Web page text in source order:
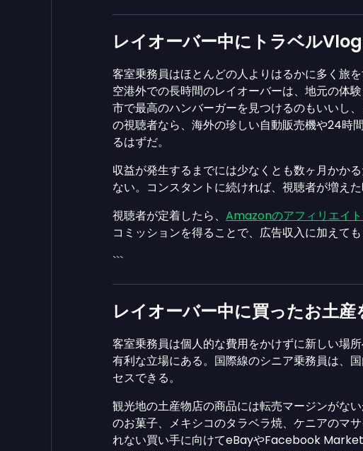
レイオーバー中にトラベル
客室乗務員はほとんどの人よりはるかに多く旅
空港外での長時間のレイオーバーは、地元の体
市で最高のハンバーガーを見つけるのもいいし
の視聴者なら、海外の珍しい自動販売機や24時
るはずだ。
収益が発生するまでには少なくとも数ヶ月かか
ない。コンスタントに続ければ、視聴者が増え
視聴者が定着したら、 Amazonのアフィリエイ
コミッションを得ることで、広告収入に加えても
```
レイオーバー中に買ったお土産
客室乗務員は個人的な費用をかけずに新しい場
有利な立場にある。国際線のシニア乗務員は、
セスできる。
観光地の土産物店の商品には転売マージンがな
のお菓子、メキシコのタラベラ焼、ケニアのマ
れない買い手に向けてeBayやFacebook